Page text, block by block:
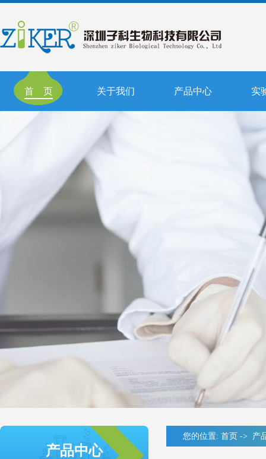
首 页 关于我们 产品中心 实
产品中心
您的位置: 首页 -> 产